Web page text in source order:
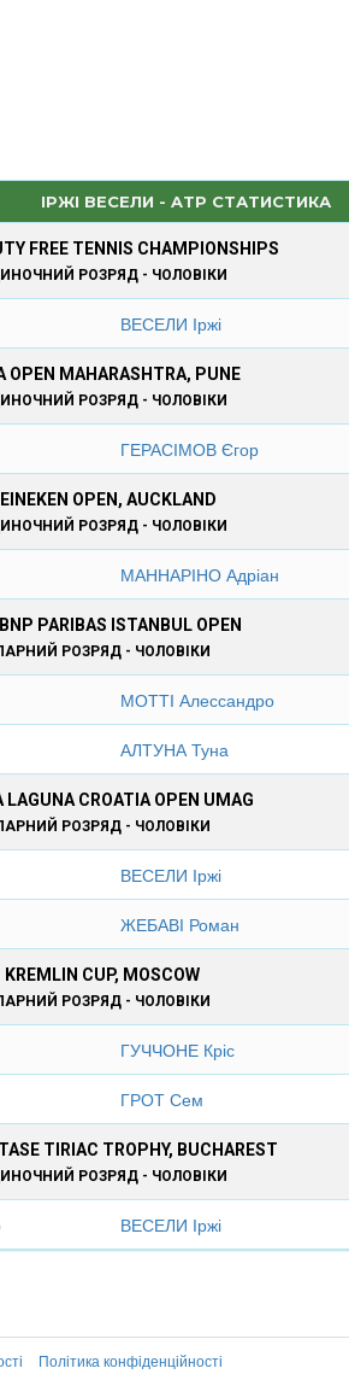
ІРЖІ ВЕСЕЛИ - ATP СТАТИСТИКА
FREE TENNIS CHAMPIONSHIPS
РОЗРЯД - ЧОЛОВІКИ
ВЕСЕЛИ Іржі
OPEN MAHARASHTRA, PUNE
РОЗРЯД - ЧОЛОВІКИ
ГЕРАСІМОВ Єгор
OPEN, AUCKLAND
РОЗРЯД - ЧОЛОВІКИ
МАННАРІНО Адріан
PARIBAS ISTANBUL OPEN
РОЗРЯД - ЧОЛОВІКИ
МОТТІ Алессандро
АЛТУНА Туна
LAGUNA CROATIA OPEN UMAG
РОЗРЯД - ЧОЛОВІКИ
ВЕСЕЛИ Іржі
ЖЕБАВІ Роман
KREMLIN CUP, MOSCOW
РОЗРЯД - ЧОЛОВІКИ
ГУЧЧОНЕ Кріс
ГРОТ Сем
TIRIAC TROPHY, BUCHAREST
РОЗРЯД - ЧОЛОВІКИ
ВЕСЕЛИ Іржі
Політика конфіденційності